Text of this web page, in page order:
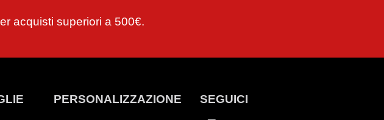
acquisti superiori a 500€.
PERSONALIZZAZIONE SEGUICI